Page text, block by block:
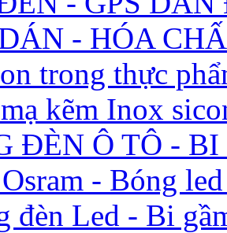
- HÓA
trong thực
kẽm Inox
ĐÈN Ô TÔ -
- Bóng
đèn Led - Bi